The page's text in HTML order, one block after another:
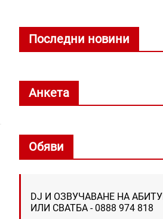
Последни новини
Анкета
Обяви
DJ И ОЗВУЧАВАНЕ НА
ИЛИ СВАТБА - 0888 974 818